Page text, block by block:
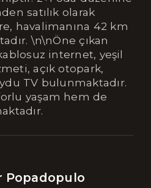
satılık olarak
havalimanına 42 km
\n\nÖne çıkan
internet, yeşil
açık otopark,
TV bulunmaktadır.
yaşam hem de
Popadopulo